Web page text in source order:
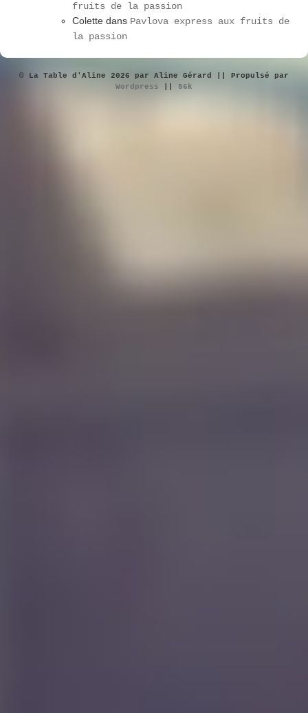
fruits de la passion
Colette dans Pavlova express aux fruits de
la passion
© La Table d'Aline 2026 par Aline Gérard || Propulsé par
Wordpress
56k